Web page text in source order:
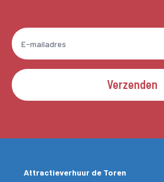
Verzenden
Attractieverhuur de Toren